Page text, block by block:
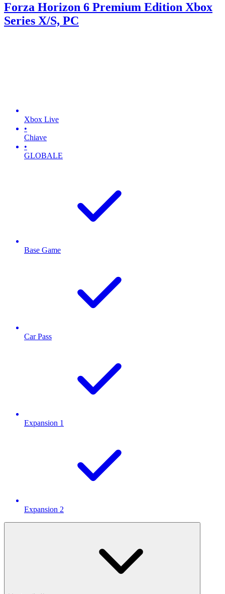
Forza Horizon 6 Premium Edition Xbox
Series X/S, PC
Xbox Live
•
Chiave
•
GLOBALE
Base Game
Car Pass
Expansion 1
Expansion 2